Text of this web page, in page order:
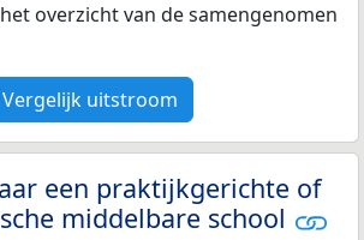
overzicht van de samengenomen
Vergelijk uitstroom
een praktijkgerichte of
middelbare school